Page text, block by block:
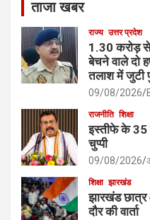
ताजा खबर
राज्य उत्तर प्रदेश
1.30 करोड़
बेचने वाले दो
तलाश में जुटी
09/08/2026
राजनीति शिक्षा
इस्तीफे के 35
चुप्पी
09/08/2026
शिक्षा झारखंड
झारखंड
दौर की वार्ता